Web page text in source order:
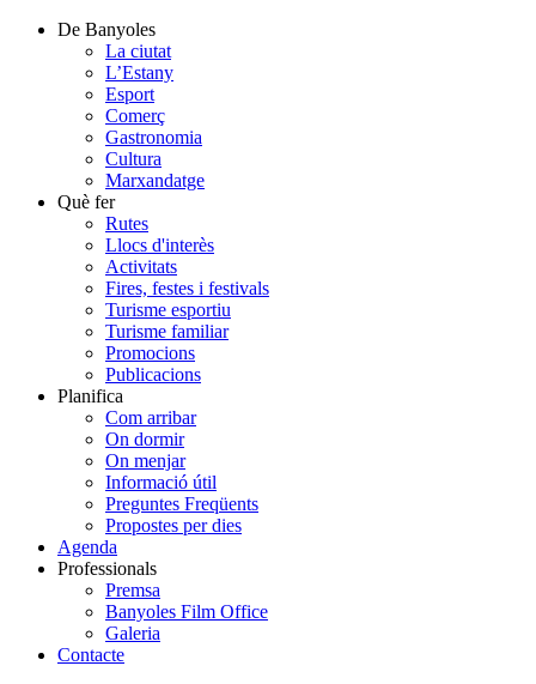
De Banyoles
La ciutat
L’Estany
Esport
Comerç
Gastronomia
Cultura
Marxandatge
Què fer
Rutes
Llocs d'interès
Activitats
Fires, festes i festivals
Turisme esportiu
Turisme familiar
Promocions
Publicacions
Planifica
Com arribar
On dormir
On menjar
Informació útil
Preguntes Freqüents
Propostes per dies
Agenda
Professionals
Premsa
Banyoles Film Office
Galeria
Contacte